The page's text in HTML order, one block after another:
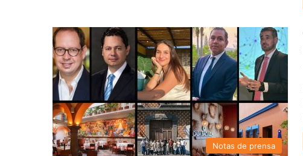
Notas de prensa